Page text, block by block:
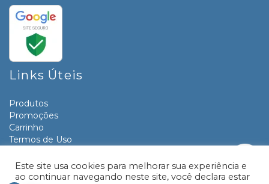
Links Úteis
Produtos
Promoções
Carrinho
Termos de Uso
Contato
Este site usa cookies para melhorar sua experiência e
ao continuar navegando neste site, você declara estar